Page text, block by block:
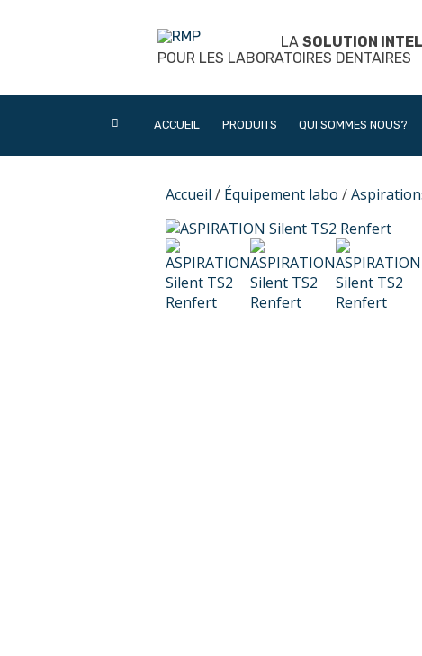
LASOLUTION
POUR LES LABORATOIRES DENTAIRES
ACCUEIL PRODUITS QUI SOMMES NOUS?
Accueil / Équipement labo /